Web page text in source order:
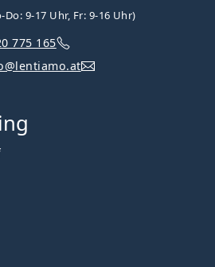
Do: 9-17 Uhr, Fr: 9-16 Uhr)
775 165